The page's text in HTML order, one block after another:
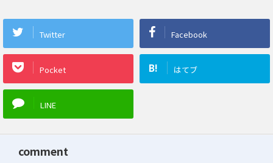
Twitter Facebook
Pocket B! はてブ
LINE
comment